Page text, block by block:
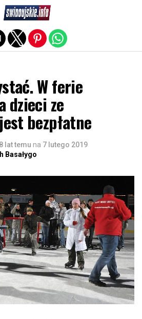
W ferie
dzieci ze
bezpłatne
8 lat temu na 7 lutego 2019
Basałygo
mobile version